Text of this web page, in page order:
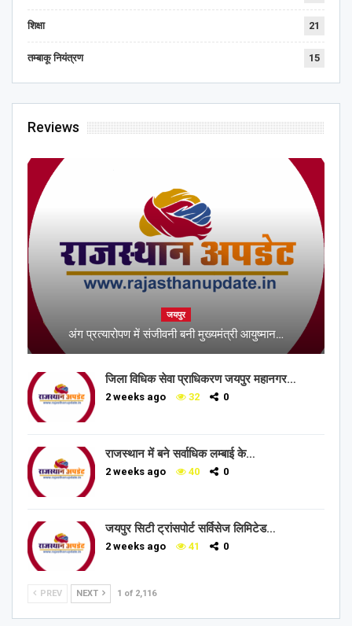
शिक्षा 21
तम्बाकू नियंत्रण 15
Reviews
जयपुर
अंग प्रत्यारोपण में संजीवनी बनी मुख्यमंत्री आयुष्मान…
जिला विधिक सेवा प्राधिकरण जयपुर महानगर…
2 weeks ago 32 0
राजस्थान में बने सर्वाधिक लम्बाई के…
2 weeks ago 40 0
जयपुर सिटी ट्रांसपोर्ट सर्विसेज लिमिटेड…
2 weeks ago 41 0
PREV NEXT 1 of 2,116